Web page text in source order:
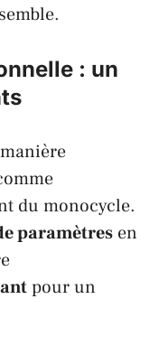
: un
du monocycle.
paramètres en
pour un